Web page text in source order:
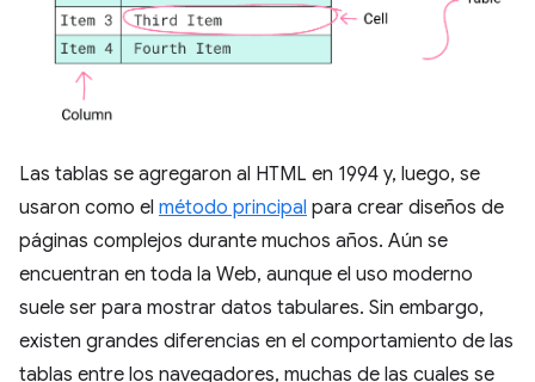
Las tablas se agregaron al HTML en 1994 y, luego, se
usaron como el método principal para crear diseños de
páginas complejos durante muchos años. Aún se
encuentran en toda la Web, aunque el uso moderno
suele ser para mostrar datos tabulares. Sin embargo,
existen grandes diferencias en el comportamiento de las
tablas entre los navegadores, muchas de las cuales se